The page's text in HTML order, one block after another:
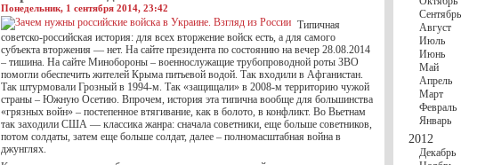
Понедельник, 1 сентября 2014, 23:42
Типичная
советско-российская история: для всех вторжение войск есть, а для самого
субъекта вторжения — нет. На сайте президента по состоянию на вечер 28.08.2014
– тишина. На сайте Минобороны – военнослужащие трубопроводной роты ЗВО
помогли обеспечить жителей Крыма питьевой водой. Так входили в Афганистан.
Так штурмовали Грозный в 1994-м. Так «защищали» в 2008-м территорию чужой
страны – Южную Осетию. Впрочем, история эта типична вообще для большинства
«грязных войн» – постепенное втягивание, как в болото, в конфликт. Во Вьетнам
так заходили США — классика жанра: сначала советники, еще больше советников,
потом солдаты, затем еще больше солдат, далее – полномасштабная война в
джунглях.
Сентябрь
Август
Июль
Июнь
Май
Апрель
Март
Февраль
Январь
2012
Декабрь